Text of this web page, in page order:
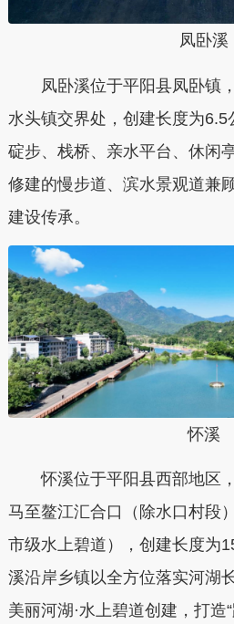
凤卧溪
凤卧溪位于平阳县凤卧镇
水头镇交界处，创建长度为6.5
碇步、栈桥、亲水平台、休闲
修建的慢步道、滨水景观道兼
建设传承。
怀溪
怀溪位于平阳县西部地区
马至鳌江汇合口（除水口村段
市级水上碧道），创建长度为
溪沿岸乡镇以全方位落实河湖
美丽河湖·水上碧道创建，打造